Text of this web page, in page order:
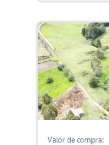
Valor de compra: